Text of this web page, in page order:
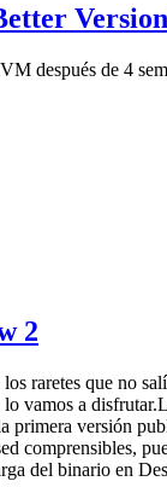
después de 4
2
los raretes que no
vamos a
primera versión
comprensibles,
del binario en